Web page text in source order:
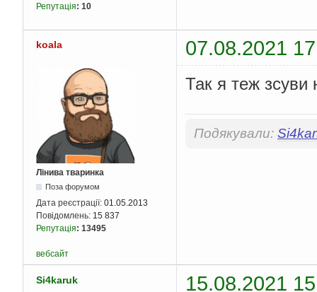
Репутація: 10
koala 07.08.2021
Лінива тваринка
Поза форумом
Дата реєстрації: 01.05.2013
Повідомлень: 15 837
Репутація: 13495
Так я теж зсуви
Подякували:
вебсайт
Si4karuk 15.08.2021